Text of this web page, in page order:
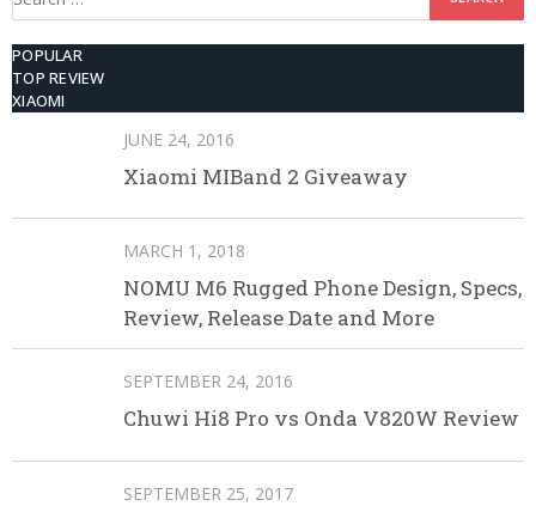
for:
POPULAR
TOP REVIEW
XIAOMI
JUNE 24, 2016
Xiaomi MIBand 2 Giveaway
MARCH 1, 2018
NOMU M6 Rugged Phone Design, Specs,
Review, Release Date and More
SEPTEMBER 24, 2016
Chuwi Hi8 Pro vs Onda V820W Review
SEPTEMBER 25, 2017